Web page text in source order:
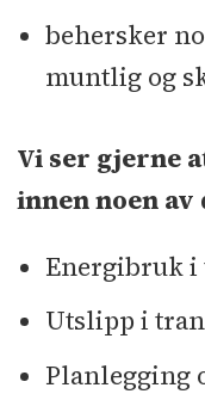
behersker
muntlig og
Vi ser gjerne
innen noen av
Energibruk i
Utslipp i
Planlegging